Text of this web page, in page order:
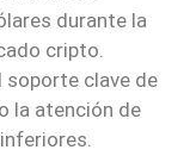
durante la
cripto.
soporte clave de
la atención de